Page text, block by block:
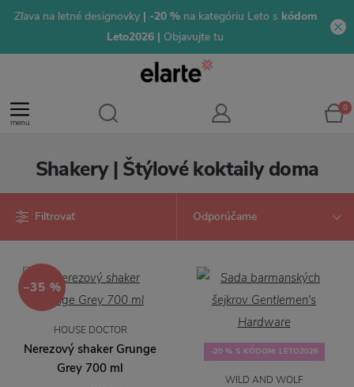
Zľava na letné designovky| -20 % na kategóriu Leto s kódom
Leto2026 | Objavujte tu
menu
0
Shakery | Štýlové koktaily doma
Filtrovať
−35 %
HOUSE DOCTOR
Nerezový shaker Grunge
Grey 700 ml
-20 % S KÓDOM: LETO2026
WILD AND WOLF